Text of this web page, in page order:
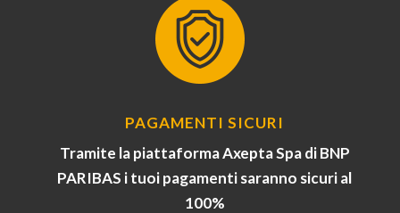
PAGAMENTI SICURI
Tramite la piattaforma Axepta Spa di BNP
PARIBAS i tuoi pagamenti saranno sicuri al
100%